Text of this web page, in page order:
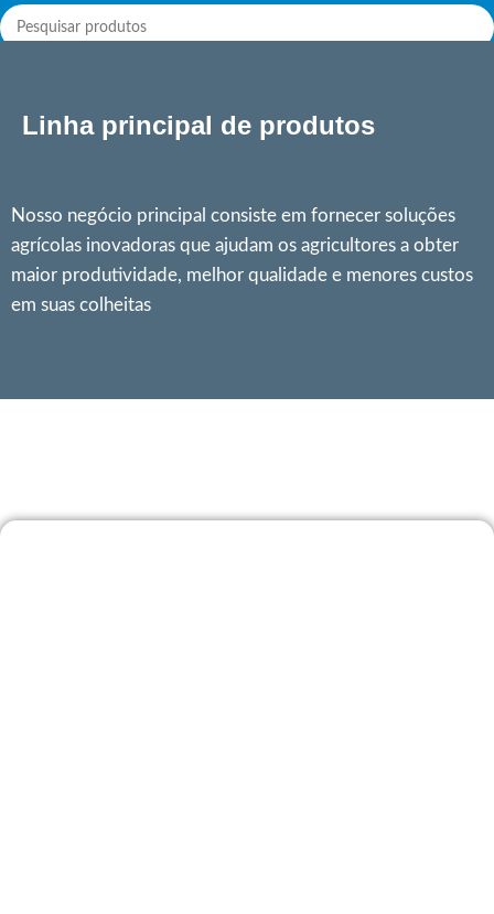
Linha principal de produtos
Nosso negócio principal consiste em fornecer soluções
agrícolas inovadoras que ajudam os agricultores a obter
maior produtividade, melhor qualidade e menores custos
em suas colheitas